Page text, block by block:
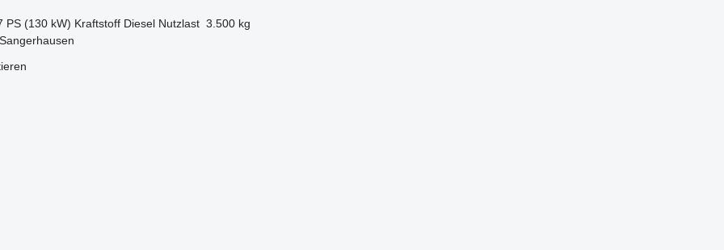
PS (130 kW) Kraftstoff Diesel Nutzlast 3.500 kg